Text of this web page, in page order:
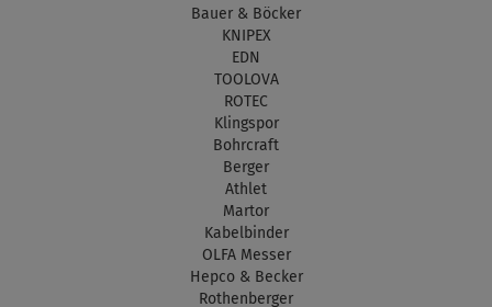
Bauer & Böcker
KNIPEX
EDN
TOOLOVA
ROTEC
Klingspor
Bohrcraft
Berger
Athlet
Martor
Kabelbinder
OLFA Messer
Hepco & Becker
Rothenberger